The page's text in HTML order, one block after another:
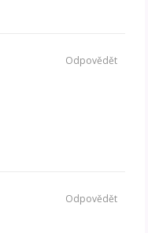
Odpovědět
Odpovědět